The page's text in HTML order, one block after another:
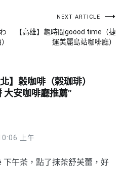
NEXT ARTICLE
【高雄】龜時間goöod time（捷
運美麗島站咖啡廳）
北】榖咖啡（榖珈琲）
大安咖啡廳推薦”
上午
下午茶，點了抹茶舒芙蕾，好